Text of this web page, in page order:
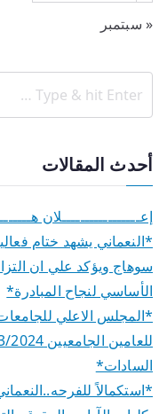
« سبتمبر
أحدث المقالات
إعـــــــــــــــــلان
*النعماني يشهد ختام
سوهاج ويؤكد علي ان
الأساسي لنجاح المبادرة*
*المجلس الاعلي
السادات*